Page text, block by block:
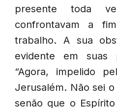
presente toda
confrontavam a
trabalho. A sua
evidente em suas
“Agora, impelido
Jerusalém. Não sei
senão que o